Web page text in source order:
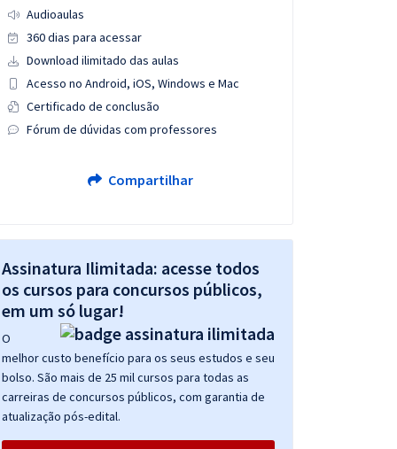
Audioaulas
360 dias para acessar
Download ilimitado das aulas
Acesso no Android, iOS, Windows e Mac
Certificado de conclusão
Fórum de dúvidas com professores
Compartilhar
Assinatura Ilimitada: acesse todos
os cursos para concursos públicos,
em um só lugar!
O
melhor custo benefício para os seus estudos e seu
bolso. São mais de 25 mil cursos para todas as
carreiras de concursos públicos, com garantia de
atualização pós-edital.